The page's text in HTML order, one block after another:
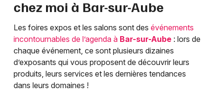
chez moi à Bar-sur-Aube
Les foires expos et les salons sont des événements
incontournables de l’agenda à Bar-sur-Aube : lors de
chaque événement, ce sont plusieurs dizaines
d’exposants qui vous proposent de découvrir leurs
produits, leurs services et les dernières tendances
dans leurs domaines !